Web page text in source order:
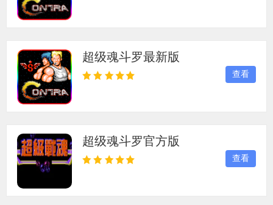
模式则让并肩作战的羁绊成为无数人的童年回忆。它
查看
超级魂斗罗最新版
查看
超级魂斗罗官方版